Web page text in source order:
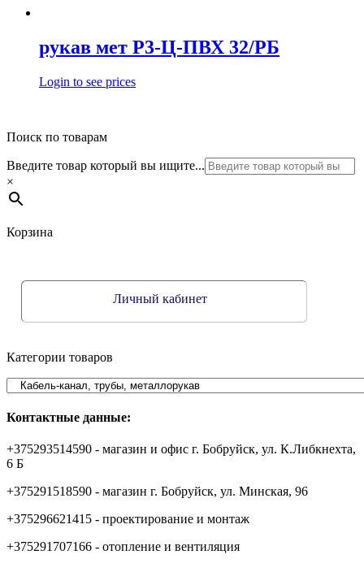
рукав мет Р3-Ц-ПВХ 32/РБ
Login to see prices
Поиск по товарам
Введите товар который вы ищите...
×
Корзина
Личный кабинет
Категории товаров
Контактные данные:
+375293514590 - магазин и офис г. Бобруйск, ул. К.Либкнехта,
6 Б
+375291518590 - магазин г. Бобруйск, ул. Минская, 96
+375296621415 - проектирование и монтаж
+375291707166 - отопление и вентиляция